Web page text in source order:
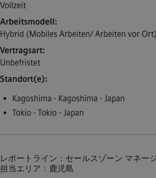
Vollzeit
Arbeitsmodell
Hybrid (Mobiles Arbeiten/ Arbeiten vor Ort)
Vertragsart
Unbefristet
Standort(e)
Kagoshima - Kagoshima - Japan
Tokio - Tokio - Japan
レポートライン：セールスゾーン マネー
担当エリア：鹿児島